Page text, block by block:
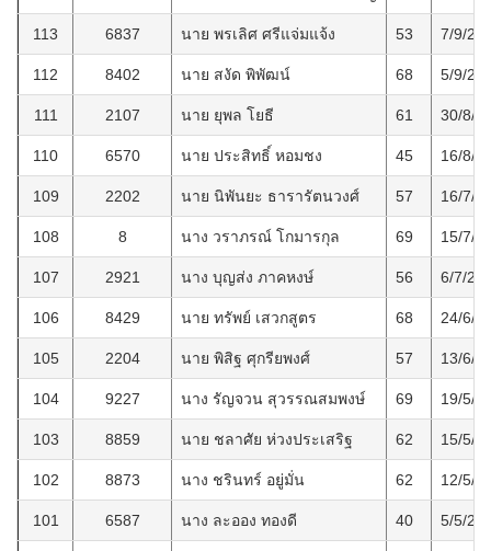
113 6837 นาย พรเลิศ ศรีแจ่มแจ้ง 53 7/9/
112 8402 นาย สงัด พิพัฒน์ 68 5/9/
111 2107 นาย ยุพล โยธี 61 30/8/
110 6570 นาย ประสิทธิ์ หอมชง 45 16/8/
109 2202 นาย นิพันยะ ธารารัตนวงศ์ 57 16/7/
108 8 นาง วราภรณ์ โกมารกุล 69 15/7/
107 2921 นาง บุญส่ง ภาคหงษ์ 56 6/7/
106 8429 นาย ทรัพย์ เสวกสูตร 68 24/6/
105 2204 นาย พิสิฐ ศุกรียพงศ์ 57 13/6/
104 9227 นาง รัญจวน สุวรรณสมพงษ์ 69 19/5/
103 8859 นาย ชลาศัย ห่วงประเสริฐ 62 15/5/
102 8873 นาง ชรินทร์ อยู่มั่น 62 12/5/
101 6587 นาง ละออง ทองดี 40 5/5/